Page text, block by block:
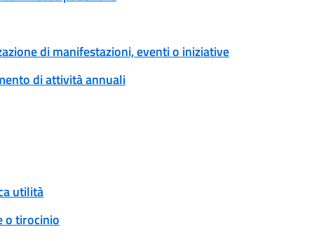
di manifestazioni, eventi o iniziative
di attività annuali
utilità
o tirocinio